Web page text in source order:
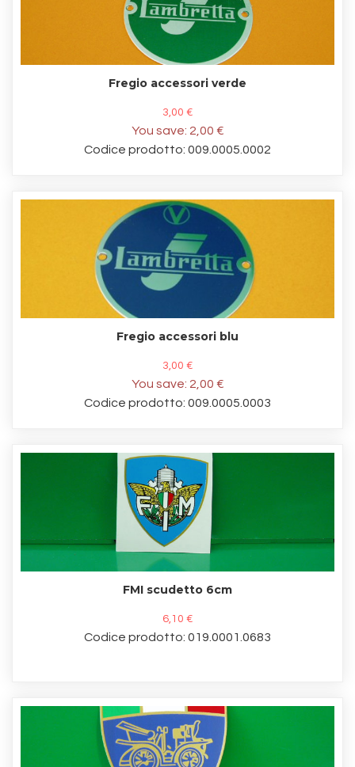
Fregio accessori verde
3,00 €
You save: 2,00 €
Codice prodotto: 009.0005.0002
Fregio accessori blu
3,00 €
You save: 2,00 €
Codice prodotto: 009.0005.0003
FMI scudetto 6cm
6,10 €
Codice prodotto: 019.0001.0683